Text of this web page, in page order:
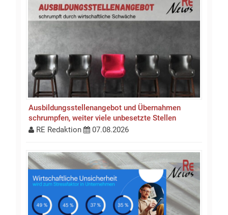
Ausbildungsstellen­an­gebot und Übernahmen
schrumpfen, weiter viele unbesetzte Stellen
RE Redaktion
07.08.2026